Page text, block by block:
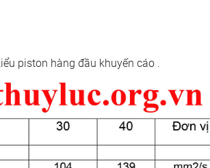
piston hàng đầu khuyến cáo .